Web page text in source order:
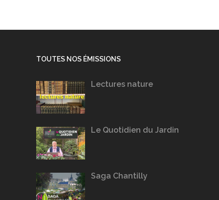
TOUTES NOS ÉMISSIONS
Lectures nature
Le Quotidien du Jardin
Saga Chantilly